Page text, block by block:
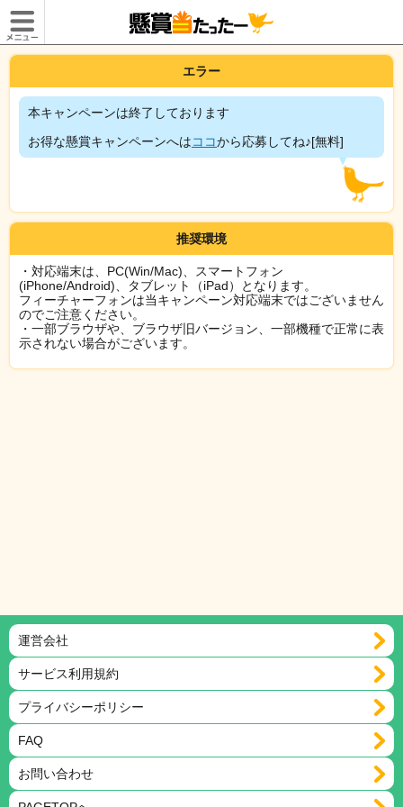
エラー
本キャンペーンは終了しております
お得な懸賞キャンペーンへはココから応募してね♪[無料]
推奨環境
・対応端末は、PC(Win/Mac)、スマートフォン
(iPhone/Android)、タブレット（iPad）となります。
フィーチャーフォンは当キャンペーン対応端末ではございません
のでご注意ください。
・一部ブラウザや、ブラウザ旧バージョン、一部機種で正常に表
示されない場合がございます。
運営会社
サービス利用規約
プライバシーポリシー
FAQ
お問い合わせ